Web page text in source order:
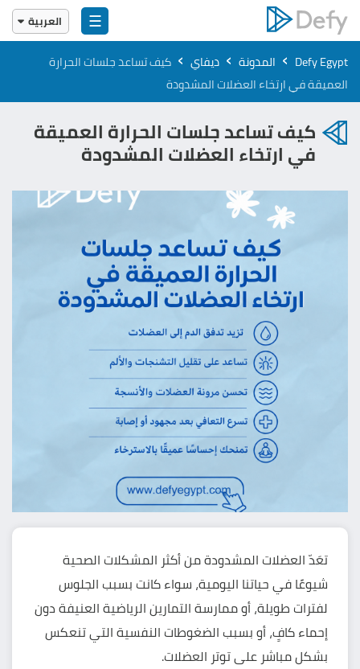
☰
العربية
English
العربية
Defy Egypt
› المدونة › ديفاي › كيف تساعد جلسات الحرارة
العميقة في ارتخاء العضلات المشدودة
كيف تساعد جلسات الحرارة العميقة
في ارتخاء العضلات المشدودة
تعَدّ العضلات المشدودة من أكثر المشكلات الصحية
شيوعًا في حياتنا اليومية، سواء كانت بسبب الجلوس
لفترات طويلة، أو ممارسة التمارين الرياضية العنيفة دون
إحماء كافٍ، أو بسبب الضغوطات النفسية التي تنعكس
بشكل مباشر على توتر العضلات.